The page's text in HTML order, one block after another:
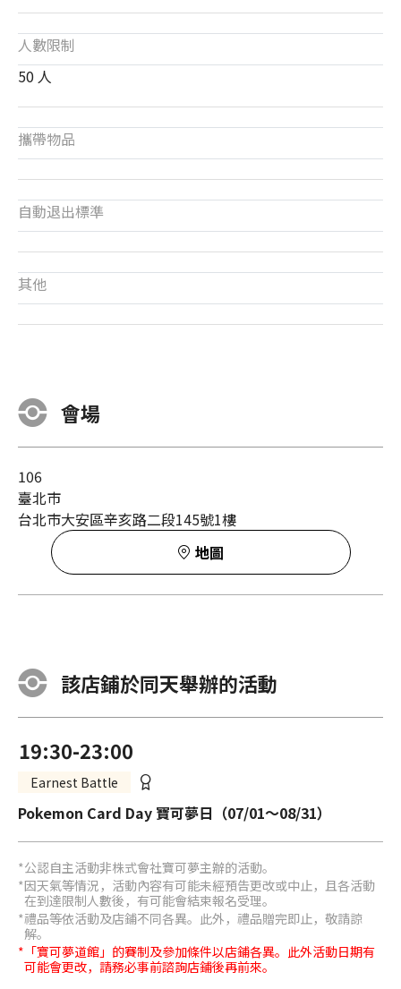
人數限制
50 人
攜帶物品
自動退出標準
其他
會場
106
臺北市
台北市大安區辛亥路二段145號1樓
地圖
該店鋪於同天舉辦的活動
19:30-23:00
Earnest Battle
Pokemon Card Day 寶可夢日（07/01～08/31）
公認自主活動非株式會社寶可夢主辦的活動。
因天氣等情況，活動內容有可能未經預告更改或中止，且各活動
在到達限制人數後，有可能會結束報名受理。
禮品等依活動及店鋪不同各異。此外，禮品贈完即止，敬請諒
解。
「寶可夢道館」的賽制及參加條件以店鋪各異。此外活動日期有
可能會更改，請務必事前諮詢店鋪後再前來。